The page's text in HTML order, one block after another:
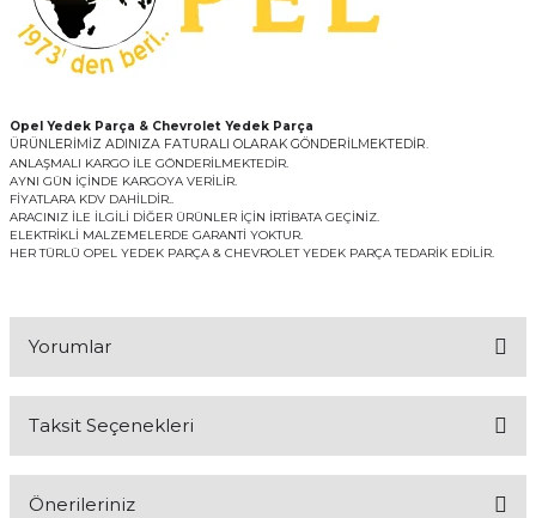
Opel Yedek Parça & Chevrolet Yedek Parça
ÜRÜNLERİMİZ ADINIZA FATURALI OLARAK GÖNDERİLMEKTEDİR.
ANLAŞMALI KARGO İLE GÖNDERİLMEKTEDİR.
AYNI GÜN İÇİNDE KARGOYA VERİLİR.
FİYATLARA KDV DAHİLDİR..
ARACINIZ İLE İLGİLİ DİĞER ÜRÜNLER İÇİN İRTİBATA GEÇİNİZ.
ELEKTRİKLİ MALZEMELERDE GARANTİ YOKTUR.
HER TÜRLÜ OPEL YEDEK PARÇA & CHEVROLET YEDEK PARÇA TEDARİK EDİLİR.
Yorumlar
Taksit Seçenekleri
Önerileriniz